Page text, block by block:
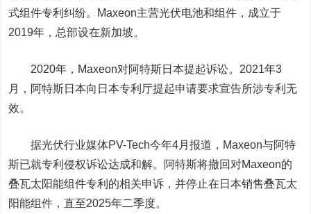
式组件专利纠纷。
Maxeon主营光伏电池和组件， 成立于
2019年，总部设在新加坡。
2020年，Maxeon对阿特斯日本提起诉讼。 2021年3
月，阿特斯日本向日本专利厅提起申请要求宣告所涉专利无
效。
据光伏行业媒体PV-Tech今年4月报道，Maxeon与阿特
斯已就专利侵权诉讼达成和解。阿特斯将撤回对Maxeon的
叠瓦太阳能组件专利的相关申诉，并停止在日本销售叠瓦太
阳能组件，直至2025年二季度。